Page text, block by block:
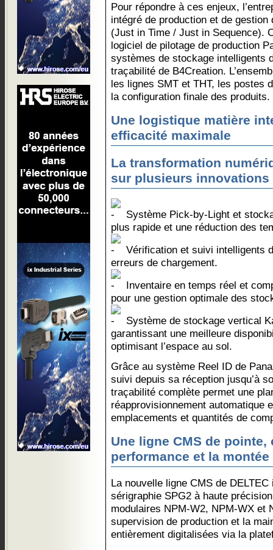
Pour répondre à ces enjeux,
intégré de production et de
(Just in Time / Just in Sequence).
logiciel de pilotage de production
systèmes de stockage intelligents
traçabilité de B4Creation.
les lignes SMT et THT, les postes
la configuration finale des produits.
Une logistique matière
efficacité maximale
La transformation
sur plusieurs innovations
Système Pick-by-Light et
plus rapide et une réduction des
Vérification et suivi intelligents
erreurs de chargement.
Inventaire en temps réel et
pour une gestion optimale des
Système de stockage vertical
garantissant une meilleure
optimisant l’espace au sol.
Grâce au système Reel ID de
suivi depuis sa réception jusqu’à
traçabilité complète permet une
réapprovisionnement automatique
emplacements et quantités de
Une ligne CMS de
performance et la
La nouvelle ligne CMS de
sérigraphie SPG2 à haute
modulaires NPM-W2, NPM-WX et
supervision de production et la
entièrement digitalisées via la